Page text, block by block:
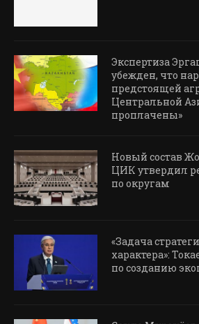
Экспертиза
убежден, что
предстоящей
Центральной
проплачены»
Новый состав
ЦИК утвердил
по округам
«Задача
характера»:
по созданию